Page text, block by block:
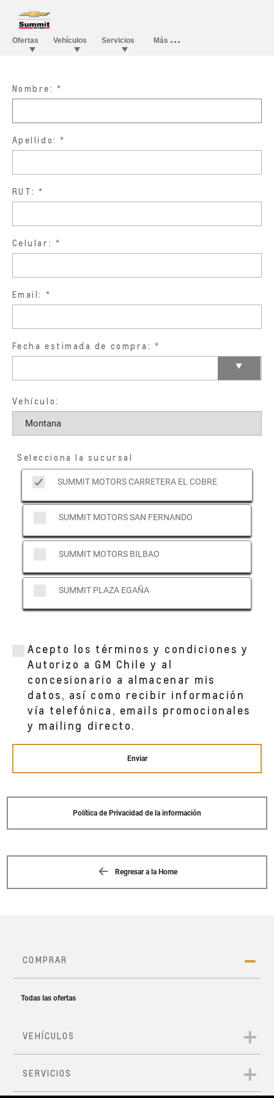
Nombre:
Apellido:
RUT:
Celular:
Email:
Fecha estimada de compra:
Vehículo:
Selecciona la sucursal
SUMMIT MOTORS CARRETERA EL COBRE
SUMMIT MOTORS SAN FERNANDO
SUMMIT MOTORS BILBAO
SUMMIT PLAZA EGAÑA
Acepto los términos y condiciones y
Autorizo a GM Chile y al
concesionario a almacenar mis
datos, así como recibir información
vía telefónica, emails promocionales
y mailing directo.
Enviar
Política de Privacidad de la información
Regresar a la Home